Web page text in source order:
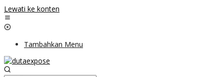
Lewati ke konten
Tambahkan Menu